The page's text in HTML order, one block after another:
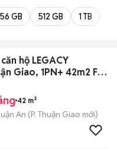
GB 512 GB 1 TB
hộ LEGACY
Giao, 1PN+ 42m2 Full
42 m²
An (P. Thuận Giao mới)